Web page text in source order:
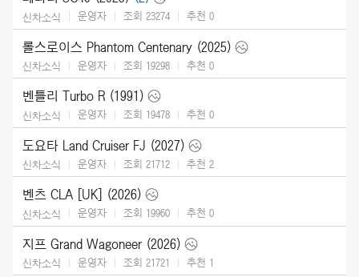
신차소식 운영자 조회 23274 추천 0
롤스로이스 Phantom Centenary (2025)
신차소식 운영자 조회 19298 추천 0
벤틀리 Turbo R (1991)
신차소식 운영자 조회 19478 추천 0
도요타 Land Cruiser FJ (2027)
신차소식 운영자 조회 21712 추천 2
벤츠 CLA [UK] (2026)
신차소식 운영자 조회 19960 추천 0
지프 Grand Wagoneer (2026)
신차소식 운영자 조회 21721 추천 1